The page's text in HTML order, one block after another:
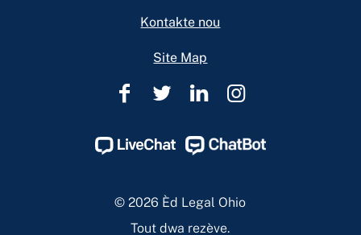
Kontakte nou
Site Map
Èd
Ohio
Page
Èd
Ohio
Page
Èd
Ohio
Page
Èd
Ohio
Page
© 2026 Èd Legal Ohio
Tout dwa rezève.